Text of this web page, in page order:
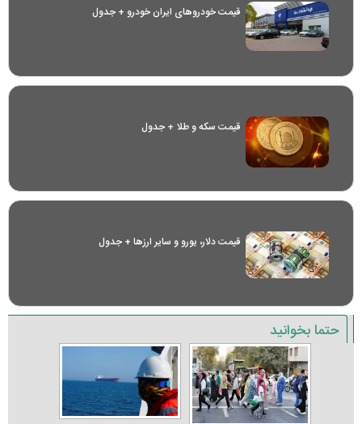
قیمت خودرو‌های ایران خودرو + جدول
قیمت سکه و طلا + جدول
قیمت دلار، یورو و سایر ارز‌ها + جدول
حتما بخوانید